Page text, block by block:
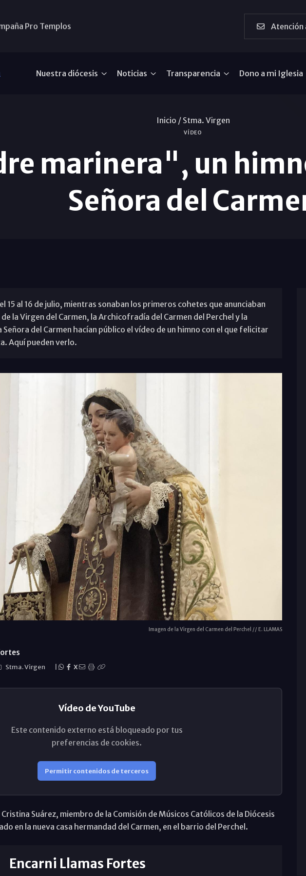
Pro Templos Atención
Nuestra diócesis Noticias Transparencia Dono a mi Iglesia
Inicio / Stma. Virgen
VÍDEO
marinera", un
Señora del
15 al 16 de julio, mientras sonaban los primeros cohetes que anunciaban
la Virgen del Carmen, la Archicofradía del Carmen del Perchel y la
del Carmen hacían público el vídeo de un himno con el que felicitar
Aquí pueden verlo.
Imagen de la Virgen del Carmen del Perchel // E. LLAMAS
Stma. Virgen X
Vídeo de YouTube
Este contenido externo está bloqueado por tus
preferencias de cookies.
Permitir contenidos de terceros
Suárez, miembro de la Comisión de Músicos Católicos de la Diócesis
en la nueva casa hermandad del Carmen, en el barrio del Perchel.
Encarni Llamas Fortes